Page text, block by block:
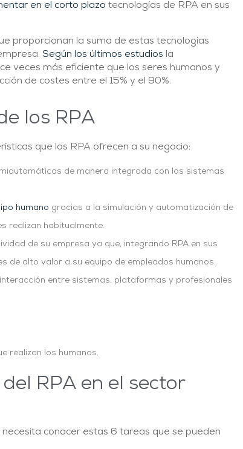
en el corto plazo tecnologías de RPA en sus
proporcionan la suma de estas tecnologías
Según los últimos estudios la
veces más eficiente que los seres humanos y
de costes entre el 15% y el 90%.
los RPA
que los RPA ofrecen a su negocio:
de manera integrada con los sistemas
humano gracias a la simulación y automatización de
realizan habitualmente.
de su empresa ya que, integrando RPA en sus
de alto valor a su equipo de empleados humanos.
entre sistemas, plataformas y profesionales
realizan los humanos.
RPA en el sector
conocer estas 6 tareas que se pueden